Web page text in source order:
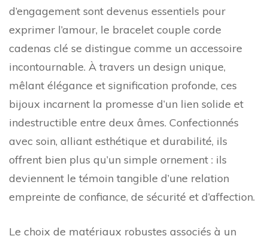
d’engagement sont devenus essentiels pour
exprimer l’amour, le bracelet couple corde
cadenas clé se distingue comme un accessoire
incontournable. À travers un design unique,
mêlant élégance et signification profonde, ces
bijoux incarnent la promesse d’un lien solide et
indestructible entre deux âmes. Confectionnés
avec soin, alliant esthétique et durabilité, ils
offrent bien plus qu’un simple ornement : ils
deviennent le témoin tangible d’une relation
empreinte de confiance, de sécurité et d’affection.
Le choix de matériaux robustes associés à un